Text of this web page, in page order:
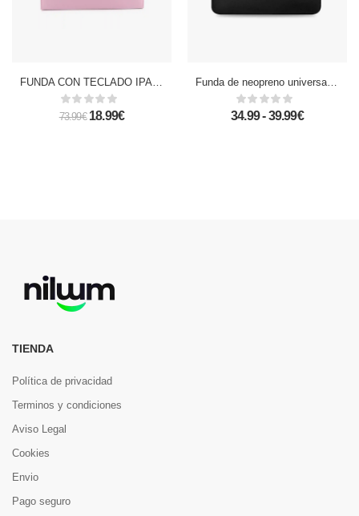
FUNDA CON TECLADO IPAD 2/3/4 -ROSA
73.99€ 18.99€
Funda de neopreno universal para tablet de 12 pulgadas, con cierre de cremallera.
34.99 - 39.99€
TIENDA
Política de privacidad
Terminos y condiciones
Aviso Legal
Cookies
Envio
Pago seguro